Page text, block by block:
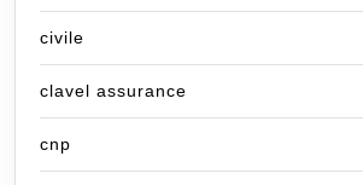
civile
clavel assurance
cnp